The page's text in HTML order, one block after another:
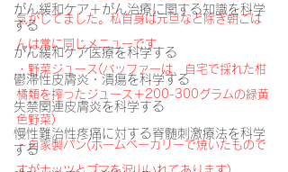
がん緩和ケア＋がん治療に関する知識を科学
する
がん緩和ケア医療を科学する
鬱滞性皮膚炎・潰瘍を科学する
失禁関連皮膚炎を科学する
慢性難治性疼痛に対する脊髄刺激療法を科学
する
気がしてました。私自身は元旦など除き朝ごは
んは常に同じメニューです
・野菜ジュース(バッファーは、自宅で採れた柑
橘類を搾ったジュース＋200-300グラムの緑黄
色野菜)
・自家製パン(ホームベーカリーで焼いたもので